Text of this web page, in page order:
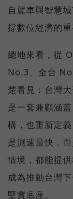
自駕車與智慧
撐數位經濟的重
總地來看，從
No.3、全台
楚看見：台灣
是一套兼顧涵
構，也重新定
是測速最快，
情境，都能提
成為推動台灣
堅實底座。